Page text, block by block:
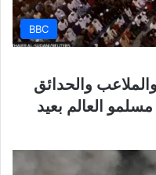
BBC
والحدائق
العالم بعيد